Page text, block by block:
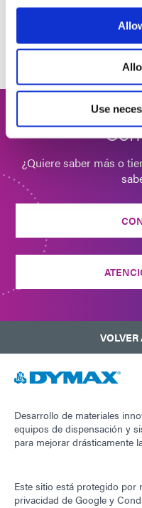
Use
¿Quiere saber más o
Desarrollo de materiales
equipos de dispensación y
para mejorar drásticamente
Este sitio está protegido por
privacidad de Google y